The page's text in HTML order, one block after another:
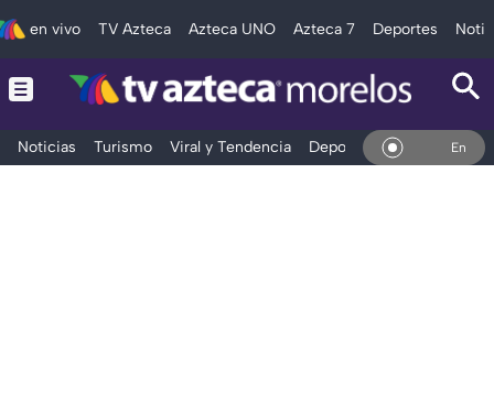
en vivo TV Azteca Azteca UNO Azteca 7 Deportes
Noticias Turismo Viral y Tendencia Deportes Espectáculos
En Vivo